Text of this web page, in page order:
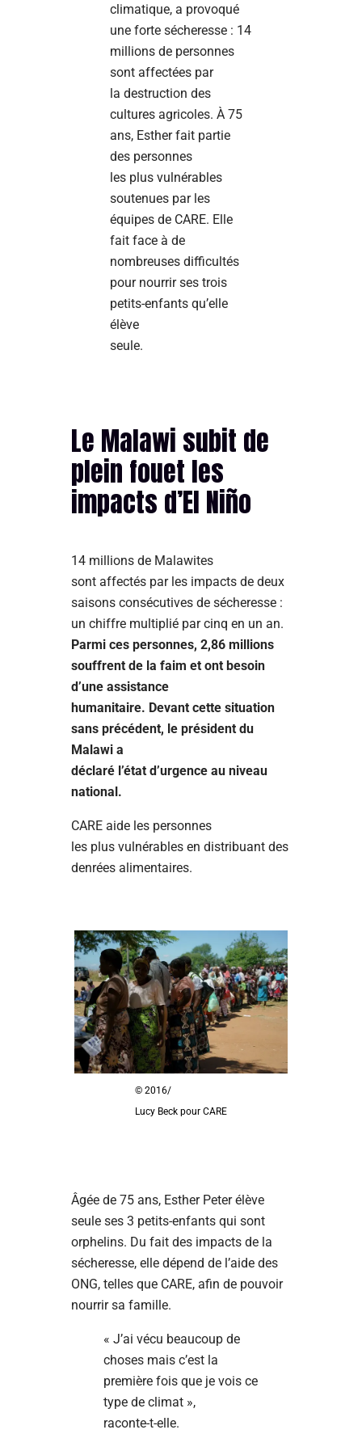
climatique, a provoqué
une forte sécheresse : 14
millions de personnes
sont affectées par
la destruction des
cultures agricoles. À 75
ans, Esther fait partie
des personnes
les plus vulnérables
soutenues par les
équipes de CARE. Elle
fait face à de
nombreuses difficultés
pour nourrir ses trois
petits-enfants qu’elle
élève
seule.
Le Malawi subit de
plein fouet les
impacts d’El Niño
14 millions de Malawites
sont affectés par les impacts de deux
saisons consécutives de sécheresse :
un chiffre multiplié par cinq en un an.
Parmi ces personnes, 2,86 millions
souffrent de la faim et ont besoin
d’une assistance
humanitaire. Devant cette situation
sans précédent, le président du
Malawi a
déclaré l’état d’urgence au niveau
national.
CARE aide les personnes
les plus vulnérables en distribuant des
denrées alimentaires.
© 2016/
Lucy Beck pour CARE
Âgée de 75 ans, Esther Peter élève
seule ses 3 petits-enfants qui sont
orphelins. Du fait des impacts de la
sécheresse, elle dépend de l’aide des
ONG, telles que CARE, afin de pouvoir
nourrir sa famille.
« J’ai vécu beaucoup de
choses mais c’est la
première fois que je vois ce
type de climat »,
raconte-t-elle.